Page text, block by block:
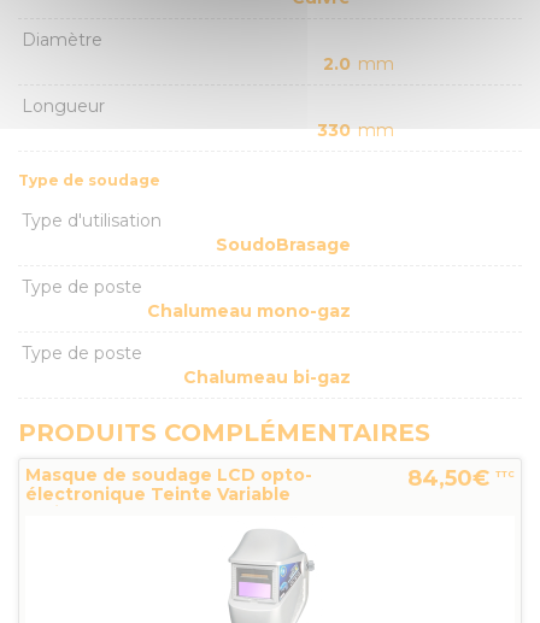
Diamètre
2.0 mm
Longueur
330 mm
Type de soudage
Type d'utilisation
SoudoBrasage
Type de poste
Chalumeau mono-gaz
Type de poste
Chalumeau bi-gaz
PRODUITS COMPLÉMENTAIRES
Masque de soudage LCD opto-
électronique Teinte Variable
Varioteam...
84,50€ TTC